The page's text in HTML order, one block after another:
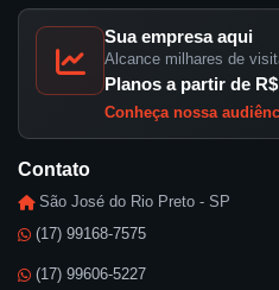
Sua empresa aqui
Alcance milhares de
Planos a partir de
Conheça nossa
Contato
São José do Rio Preto - SP
(17) 99168-7575
(17) 99606-5227